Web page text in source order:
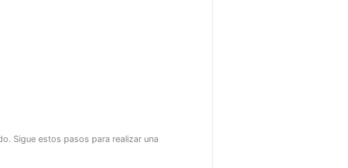
Sigue estos pasos para realizar una